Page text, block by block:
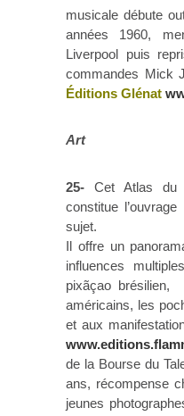
musicale débute
années 1960,
Liverpool puis
commandes Mick
Éditions Glénat
Art
25- Cet Atlas du
constitue
sujet.
Il offre un
influences
pixãçao
américains, les
et aux
de la Bourse du
ans, récompense
jeunes